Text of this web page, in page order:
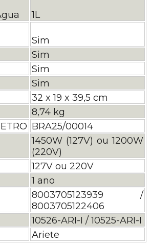
1L
Sim
Sim
Sim
Sim
32 x 19 x 39,5 cm
8,74 kg
BRA25/00014
1450W (127V) ou 1200W
(220V)
127V ou 220V
1 ano
8003705123939 /
8003705122406
10526-ARI-I / 10525-ARI-I
Ariete